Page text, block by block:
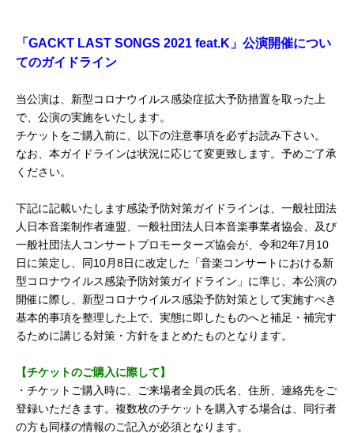
「GACKT LAST SONGS 2021 feat.K」公演開催につい
てのガイドライン
当公演は、新型コロナウイルス感染症拡大予防措置を取った上
で、公演の実施をいたします。
チケットをご購入前に、以下の注意事項を必ずお読み下さい。
なお、本ガイドラインは状況に応じて変更致します。予めご了承
ください。
下記に記載いたします感染予防対策ガイドラインは、一般社団法
人日本音楽制作者連盟、一般社団法人日本音楽事業者協会、及び
一般社団法人コンサートプロモーターズ協会が、令和2年7月10
日に策定し、同10月8日に改定した「音楽コンサートにおける新
型コロナウイルス感染予防対策ガイドライン」に準じ、本公演の
開催に際し、新型コロナウイルス感染予防対策として実施すべき
基本的事項を整理した上で、実態に即したものへと補足・補完す
るために講じる対策・方針をまとめたものとなります。
【チケットのご購入に際して】
・チケットご購入時に、ご来場者全員の氏名、住所、連絡先をご
登録いただきます。複数枚のチケットを購入する場合は、同行者
の方も同様の情報のご記入が必須となります。